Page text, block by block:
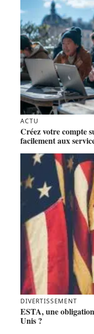
ACTU
Créez votre compte
facilement aux
DIVERTISSEMENT
ESTA, une
Unis ?